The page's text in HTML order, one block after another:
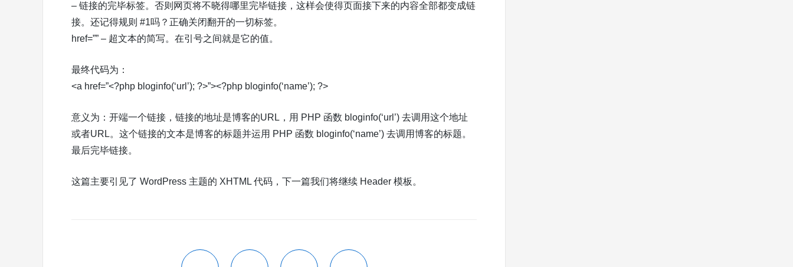
– 链接的完毕标签。否则网页将不晓得哪里完毕链接，这样会使得页面接下来的内容全部都变成链
接。还记得规则 #1吗？正确关闭翻开的一切标签。
href=”” – 超文本的简写。在引号之间就是它的值。
最终代码为：
<a href=”<?php bloginfo(‘url’); ?>”><?php bloginfo(‘name’); ?>
意义为：开端一个链接，链接的地址是博客的URL，用 PHP 函数 bloginfo(‘url’) 去调用这个地址
或者URL。这个链接的文本是博客的标题并运用 PHP 函数 bloginfo(‘name’) 去调用博客的标题。
最后完毕链接。
这篇主要引见了 WordPress 主题的 XHTML 代码，下一篇我们将继续 Header 模板。